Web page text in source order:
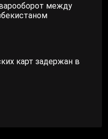
между
карт задержан в